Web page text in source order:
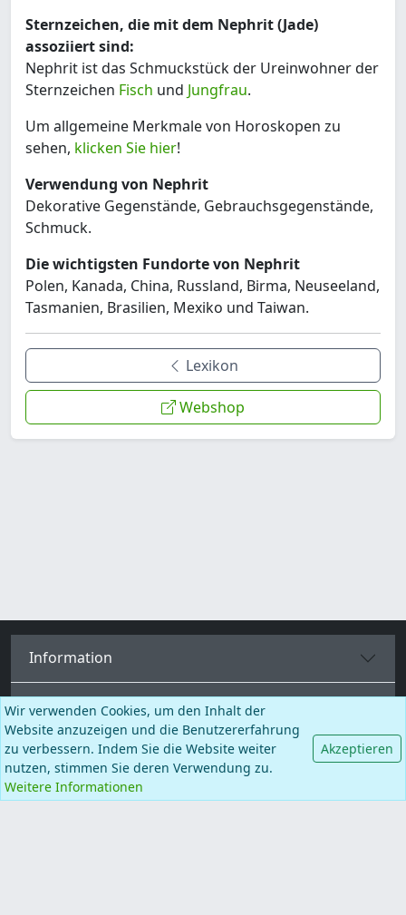
Sternzeichen, die mit dem Nephrit (Jade)
assoziiert sind:
Nephrit ist das Schmuckstück der Ureinwohner der
Sternzeichen Fisch und Jungfrau.
Um allgemeine Merkmale von Horoskopen zu
sehen, klicken Sie hier!
Verwendung von Nephrit
Dekorative Gegenstände, Gebrauchsgegenstände,
Schmuck.
Die wichtigsten Fundorte von Nephrit
Polen, Kanada, China, Russland, Birma, Neuseeland,
Tasmanien, Brasilien, Mexiko und Taiwan.
Lexikon
Webshop
Information
Kategorien
Mehr Seiten
Wir verwenden Cookies, um den Inhalt der
Website anzuzeigen und die Benutzererfahrung
zu verbessern. Indem Sie die Website weiter
nutzen, stimmen Sie deren Verwendung zu.
Weitere Informationen
Akzeptieren